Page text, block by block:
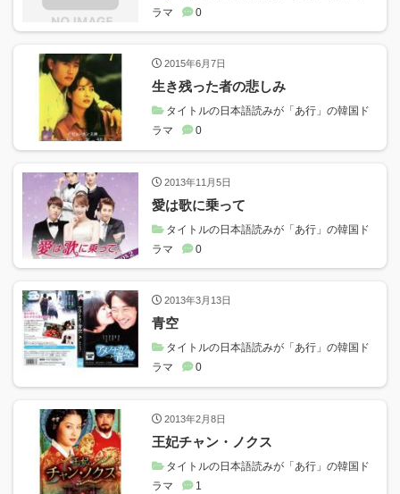
ラマ
0
2015年6月7日
生き残った者の悲しみ
タイトルの日本語読みが「あ行」の韓国ド
ラマ
0
2013年11月5日
愛は歌に乗って
タイトルの日本語読みが「あ行」の韓国ド
ラマ
0
2013年3月13日
青空
タイトルの日本語読みが「あ行」の韓国ド
ラマ
0
2013年2月8日
王妃チャン・ノクス
タイトルの日本語読みが「あ行」の韓国ド
ラマ
1